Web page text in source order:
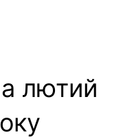
лютий